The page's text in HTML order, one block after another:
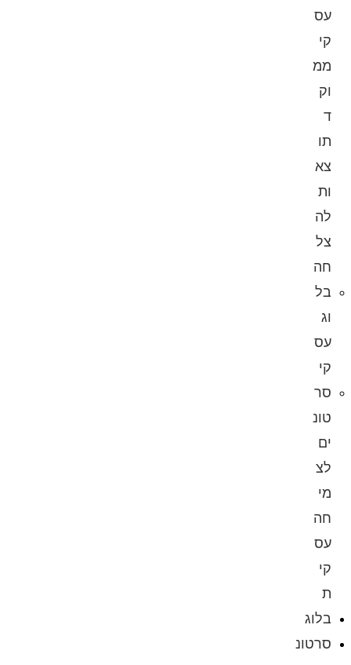
עס
קי
ממ
וק
ד
תו
צא
ות
לה
צל
חה
בל
וג
עס
קי
סר
טונ
ים
לצ
מי
חה
עס
קי
ת
בלוג
סרטונ